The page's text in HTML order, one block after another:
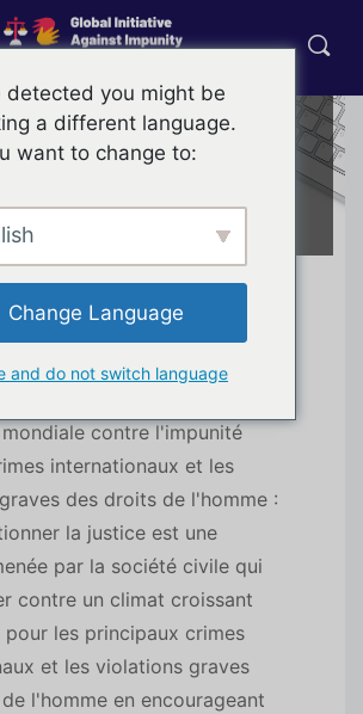
de
mondiale contre l'impunité
internationaux et les
contre l'impunité
internationaux et les
des droits de l'homme :
la justice est une
par la société civile qui
contre un climat croissant
les principaux crimes
et les violations graves
l'homme en encourageant
detected you might be
a different language.
want to change to:
Change Language
and do not switch language